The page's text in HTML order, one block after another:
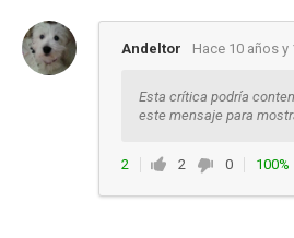
Andeltor
Esta crítica podría
este mensaje para
2 2 0
100%